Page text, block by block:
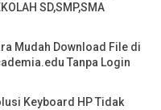
SD,SMP,SMA
Mudah Download File di
Tanpa Login
Keyboard HP Tidak